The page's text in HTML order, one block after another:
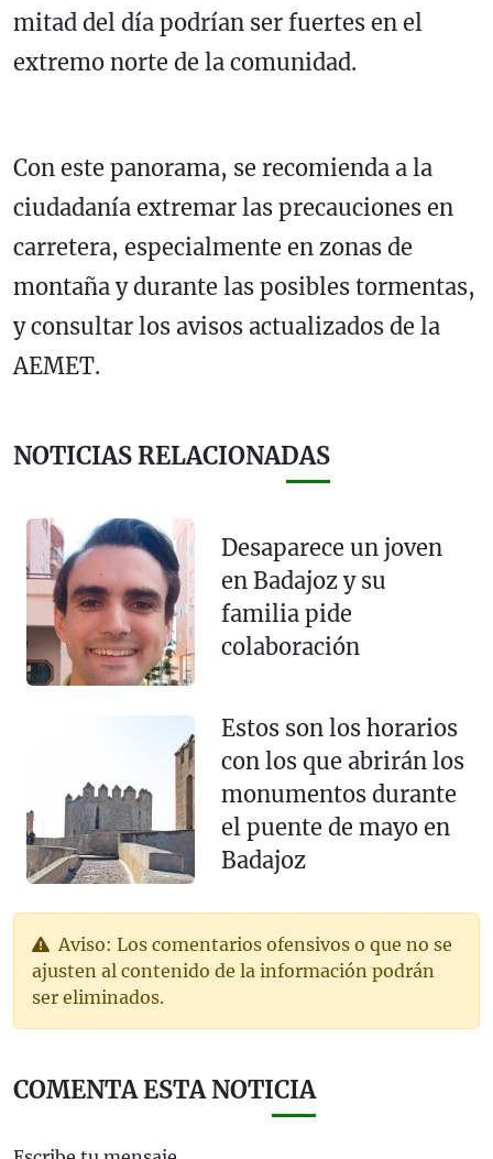
mitad del día podrían ser fuertes en el
extremo norte de la comunidad.
Con este panorama, se recomienda a la
ciudadanía extremar las precauciones en
carretera, especialmente en zonas de
montaña y durante las posibles tormentas,
y consultar los avisos actualizados de la
AEMET.
NOTICIAS RELACIONADAS
Desaparece un joven
en Badajoz y su
familia pide
colaboración
Estos son los horarios
con los que abrirán los
monumentos durante
el puente de mayo en
Badajoz
Aviso: Los comentarios ofensivos o que no se
ajusten al contenido de la información podrán
ser eliminados.
COMENTA ESTA NOTICIA